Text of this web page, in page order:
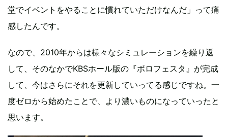
堂でイベントをやることに慣れていただけなんだ」って痛
感したんです。
なので、2010年からは様々なシミュレーションを繰り返
して、そのなかでKBSホール版の『ボロフェスタ』が完成
して、今はさらにそれを更新していってる感じですね。一
度ゼロから始めたことで、より濃いものになっていったと
思います。